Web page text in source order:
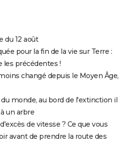
Michel Blanc a été "terrible"
Jacob
les critiques sur le film ?
Graal
faut-il voir le dernier Wes
du 12 août
pour la fin de la vie sur Terre :
les précédentes !
changé depuis le Moyen Âge,
monde, au bord de l'extinction il
un arbre
de vitesse ? Ce que vous
avant de prendre la route des